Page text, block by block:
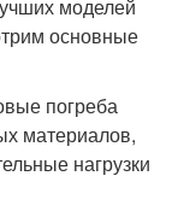
моделей
основные
погреба
материалов,
нагрузки